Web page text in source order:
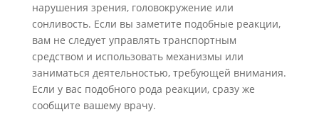
нарушения зрения, головокружение или
сонливость. Если вы заметите подобные реакции,
вам не следует управлять транспортным
средством и использовать механизмы или
заниматься деятельностью, требующей внимания.
Если у вас подобного рода реакции, сразу же
сообщите вашему врачу.